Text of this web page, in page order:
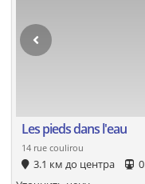
Les pieds dans l'eau
14 rue coulirou
3.1 км до центра